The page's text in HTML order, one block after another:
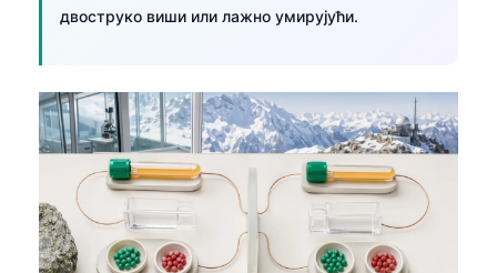
двоструко виши или лажно умирујући.